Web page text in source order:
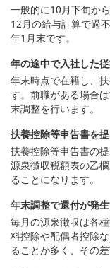
一般的に10月下旬か
12月の給与計算で過
年1月末です。
年の途中で入社した
年末時点で在籍し、
す。前職がある場合
末調整を行います。
扶養控除等申告書を
扶養控除等申告書の
源泉徴収税額表の乙
ることになります。
年末調整で還付が発
毎月の源泉徴収は各
料控除や配偶者控除
ることが多く、その